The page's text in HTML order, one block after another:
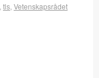
tls Vetenskapsrådet